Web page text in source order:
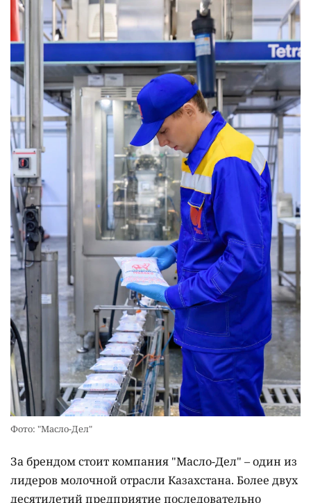
Фото: "Масло-Дел"
За брендом стоит компания "Масло-Дел" – один из
лидеров молочной отрасли Казахстана. Более двух
десятилетий предприятие последовательно